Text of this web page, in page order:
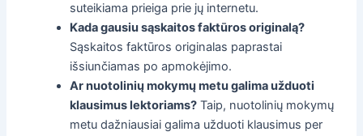
suteikiama prieiga prie jų internetu.
Kada gausiu sąskaitos faktūros originalą?
Sąskaitos faktūros originalas paprastai
išsiunčiamas po apmokėjimo.
Ar nuotolinių mokymų metu galima užduoti
klausimus lektoriams? Taip, nuotolinių mokymų
metu dažniausiai galima užduoti klausimus per